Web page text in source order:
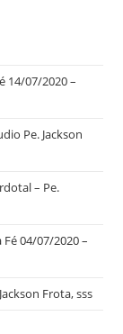
14/07/2020 –
Pe. Jackson
– Pe.
04/07/2020 –
Frota, sss